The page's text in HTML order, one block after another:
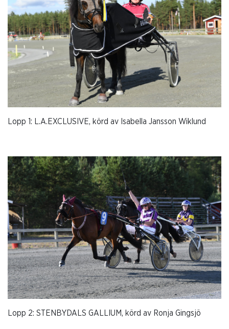
Lopp 1: L.A.EXCLUSIVE, körd av Isabella Jansson Wiklund
Lopp 2: STENBYDALS GALLIUM, körd av Ronja Gingsjö